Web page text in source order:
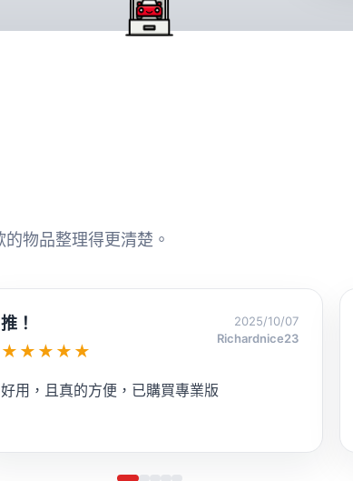
物品整理得更清楚。
後勤極度優秀的作者
★★★★★
2025/09/16
吳仕緯
只要有問題都可以馬上得到解決真是太棒了 🤓